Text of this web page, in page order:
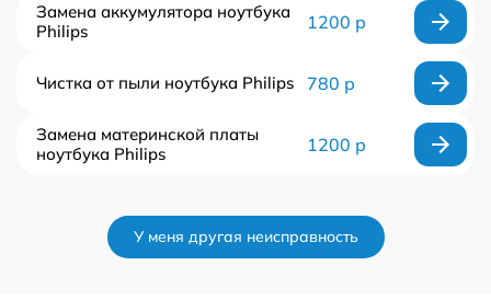
Замена аккумулятора ноутбука
Philips
1200 р
Чистка от пыли ноутбука Philips 780 р
Замена материнской платы
ноутбука Philips
1200 р
У меня другая неисправность